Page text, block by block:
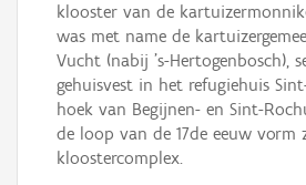
klooster van de
was met name de
Vucht (nabij 's-Hertogenbosch),
gehuisvest in het refugiehuis
hoek van Begijnen- en Sint-
de loop van de 17de eeuw vorm
kloostercomplex.